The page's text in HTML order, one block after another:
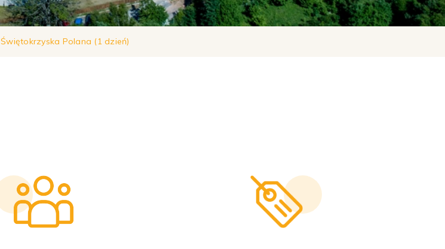
Świętokrzyska Polana (1 dzień)